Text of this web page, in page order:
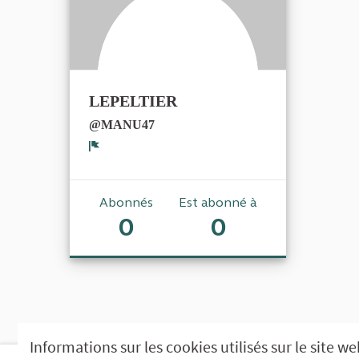
Informations sur les cookies utilisés sur le site
LEPELTIER
@MANU47
Abonnés
0
Est abonné à
0